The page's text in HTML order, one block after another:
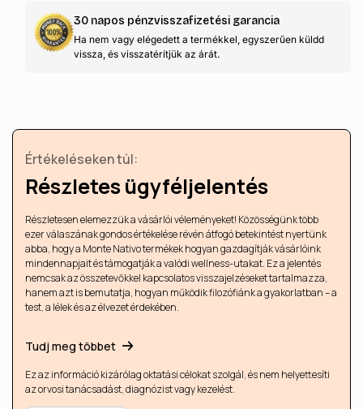
30 napos pénzvisszafizetési garancia
Ha nem vagy elégedett a termékkel, egyszerűen küldd
vissza, és visszatérítjük az árát.
Értékeléseken túl:
Részletes ügyféljelentés
Részletesen elemezzük a vásárlói véleményeket! Közösségünk több
ezer válaszának gondos értékelése révén átfogó betekintést nyertünk
abba, hogy a Monte Nativo termékek hogyan gazdagítják vásárlóink ​​
mindennapjait és támogatják a valódi wellness-utakat. Ez a jelentés
nemcsak az összetevőkkel kapcsolatos visszajelzéseket tartalmazza,
hanem azt is bemutatja, hogyan működik filozófiánk a gyakorlatban – a
test, a lélek és az élvezet érdekében.
Tudj meg többet
Ez az információ kizárólag oktatási célokat szolgál, és nem helyettesíti
az orvosi tanácsadást, diagnózist vagy kezelést.